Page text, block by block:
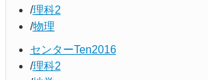
理科2
物理
センターTen2016
理科2